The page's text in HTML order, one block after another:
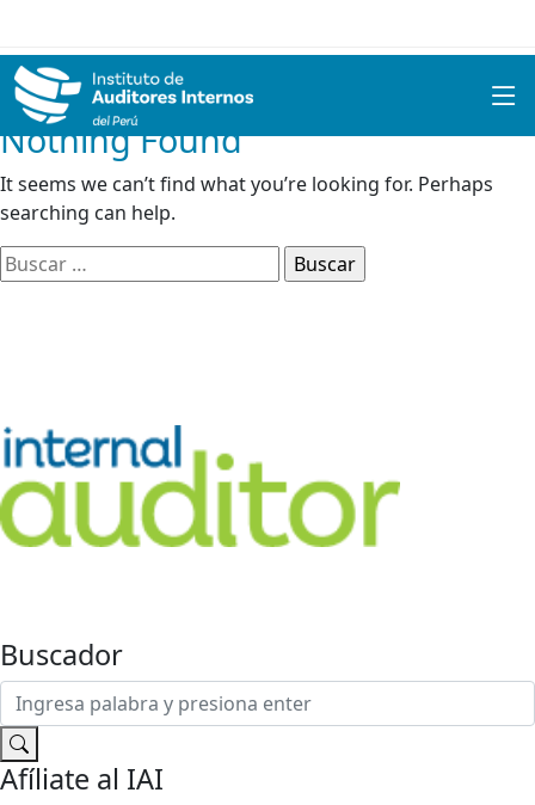
Nothing Found
It seems we can’t find what you’re looking for. Perhaps
searching can help.
Buscar:
Buscador
Afíliate al IAI